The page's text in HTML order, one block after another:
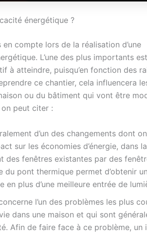
énergétique ?
compte lors de la réalisation d’une
L’une des plus importants
à atteindre, puisqu’en fonction des
ce chantier, cela influencera
ou du bâtiment qui vont être
peut citer :
d’un des changements dont on
sur les économies d’énergie, dans la
des fenêtres existantes par des
pont thermique permet d’obtenir
plus d’une meilleure entrée de
l’un des problèmes les plus
dans une maison et qui sont
Afin de faire face à ce problème, un